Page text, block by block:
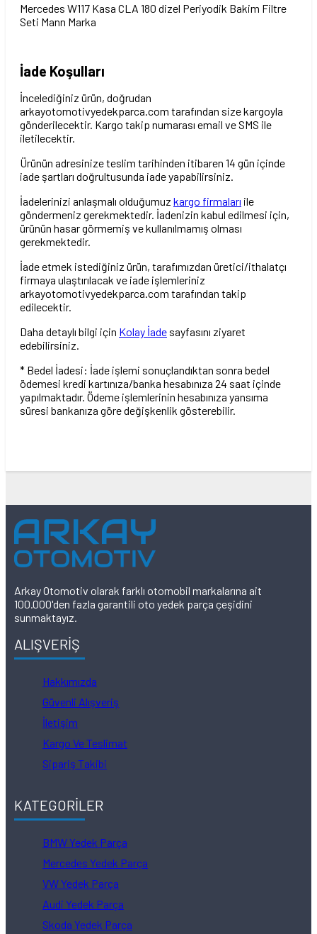
Mercedes W117 Kasa CLA 180 dizel Periyodik Bakim Filtre
Seti Mann Marka
İade Koşulları
İncelediğiniz ürün, doğrudan
arkayotomotivyedekparca.com tarafından size kargoyla
gönderilecektir. Kargo takip numarası email ve SMS ile
iletilecektir.
Ürünün adresinize teslim tarihinden itibaren 14 gün içinde
iade şartları doğrultusunda iade yapabilirsiniz.
İadelerinizi anlaşmalı olduğumuz kargo firmaları ile
göndermeniz gerekmektedir. İadenizin kabul edilmesi için,
ürünün hasar görmemiş ve kullanılmamış olması
gerekmektedir.
İade etmek istediğiniz ürün, tarafımızdan üretici/ithalatçı
firmaya ulaştırılacak ve iade işlemleriniz
arkayotomotivyedekparca.com tarafından takip
edilecektir.
Daha detaylı bilgi için Kolay İade sayfasını ziyaret
edebilirsiniz.
* Bedel İadesi: İade işlemi sonuçlandıktan sonra bedel
ödemesi kredi kartınıza/banka hesabınıza 24 saat içinde
yapılmaktadır. Ödeme işlemlerinin hesabınıza yansıma
süresi bankanıza göre değişkenlik gösterebilir.
Arkay Otomotiv olarak farklı otomobil markalarına ait
100.000'den fazla garantili oto yedek parça çeşidini
sunmaktayız.
ALIŞVERİŞ
Hakkımızda
Güvenli Alışveriş
İletişim
Kargo Ve Teslimat
Sipariş Takibi
KATEGORİLER
BMW Yedek Parça
Mercedes Yedek Parça
VW Yedek Parça
Audi Yedek Parça
Skoda Yedek Parça